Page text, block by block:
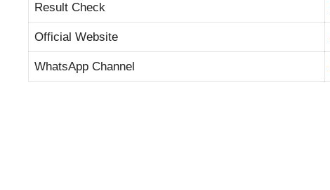
Result Check
Official Website
WhatsApp Channel